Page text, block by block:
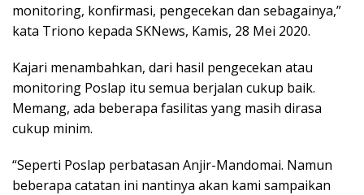
monitoring, konfirmasi, pengecekan dan sebagainya,”
kata Triono kepada SKNews, Kamis, 28 Mei 2020.
Kajari menambahkan, dari hasil pengecekan atau
monitoring Poslap itu semua berjalan cukup baik.
Memang, ada beberapa fasilitas yang masih dirasa
cukup minim.
“Seperti Poslap perbatasan Anjir-Mandomai. Namun
beberapa catatan ini nantinya akan kami sampaikan